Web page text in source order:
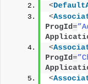
<
<
ProgId=
<
ProgId=
<